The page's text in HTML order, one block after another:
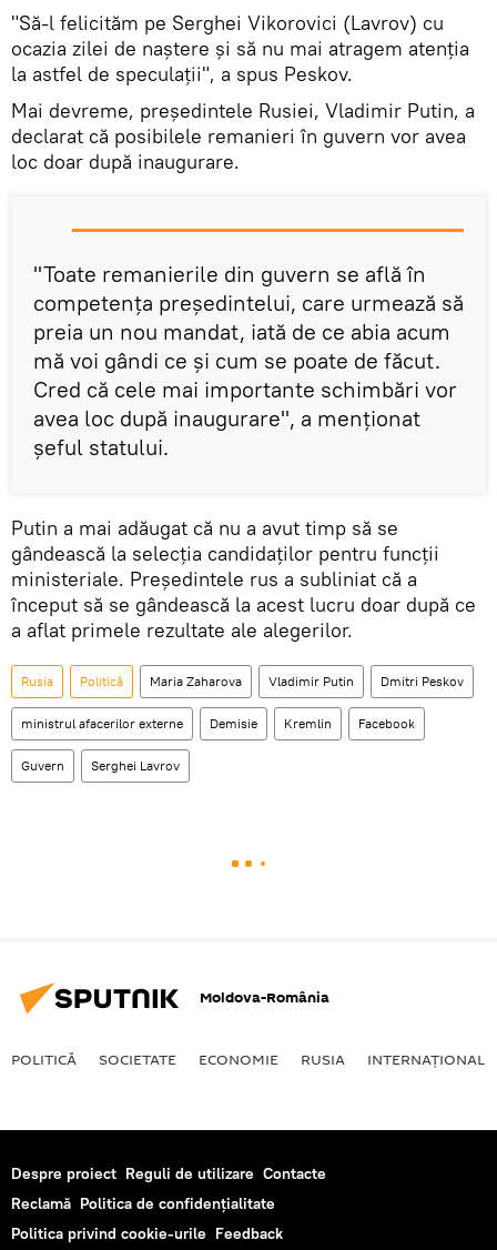
"Să-l felicităm pe Serghei Vikorovici (Lavrov) cu
ocazia zilei de naștere și să nu mai atragem atenția
la astfel de speculații", a spus Peskov.
Mai devreme, președintele Rusiei, Vladimir Putin, a
declarat că posibilele remanieri în guvern vor avea
loc doar după inaugurare.
"Toate remanierile din guvern se află în
competența președintelui, care urmează să
preia un nou mandat, iată de ce abia acum
mă voi gândi ce și cum se poate de făcut.
Cred că cele mai importante schimbări vor
avea loc după inaugurare", a menționat
șeful statului.
Putin a mai adăugat că nu a avut timp să se
gândească la selecția candidaților pentru funcții
ministeriale. Președintele rus a subliniat că a
început să se gândească la acest lucru doar după ce
a aflat primele rezultate ale alegerilor.
Rusia Politică Maria Zaharova Vladimir Putin Dmitri Peskov
ministrul afacerilor externe Demisie Kremlin Facebook
Guvern Serghei Lavrov
Moldova-România
POLITICĂ SOCIETATE ECONOMIE RUSIA INTERNAŢIONAL
Despre proiect Reguli de utilizare Contacte
Reclamă Politica de confidențialitate
Politica privind cookie-urile Feedback